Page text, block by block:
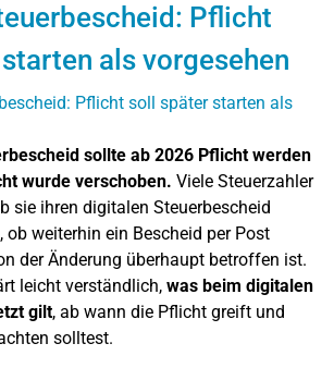
Pflicht
als vorgesehen
sollte ab 2026 Pflicht werden
wurde verschoben. Viele Steuerzahler
sie ihren digitalen Steuerbescheid
ob weiterhin ein Bescheid per Post
der Änderung überhaupt betroffen ist.
leicht verständlich, was beim digitalen
gilt, ab wann die Pflicht greift und
solltest.